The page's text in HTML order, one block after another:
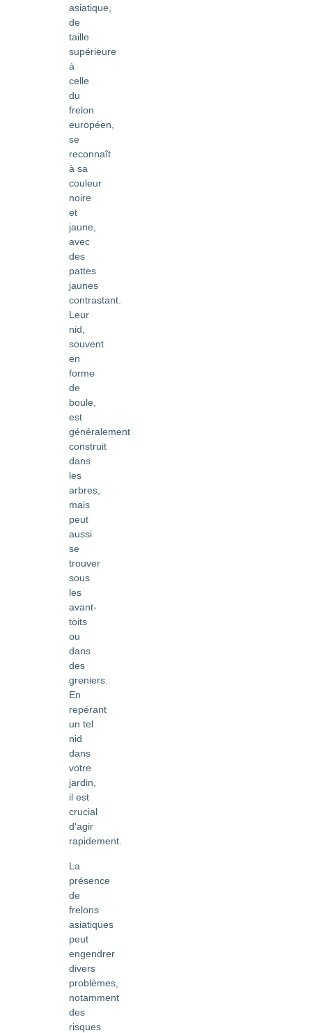
asiatique,
de
taille
supérieure
à
celle
du
frelon
européen,
se
reconnaît
à sa
couleur
noire
et
jaune,
avec
des
pattes
jaunes
contrastant.
Leur
nid,
souvent
en
forme
de
boule,
est
généralement
construit
dans
les
arbres,
mais
peut
aussi
se
trouver
sous
les
avant-
toits
ou
dans
des
greniers.
En
repérant
un tel
nid
dans
votre
jardin,
il est
crucial
d'agir
rapidement.
La
présence
de
frelons
asiatiques
peut
engendrer
divers
problèmes,
notamment
des
risques